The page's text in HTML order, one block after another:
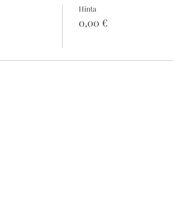
Hinta
0,00 €